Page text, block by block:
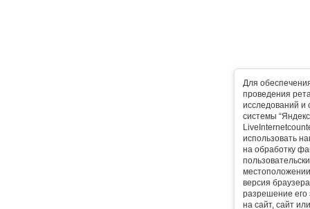
Для
проведения
исследований и
системы
использовать
на обработку
версия
разрешение его
на сайт, сайт